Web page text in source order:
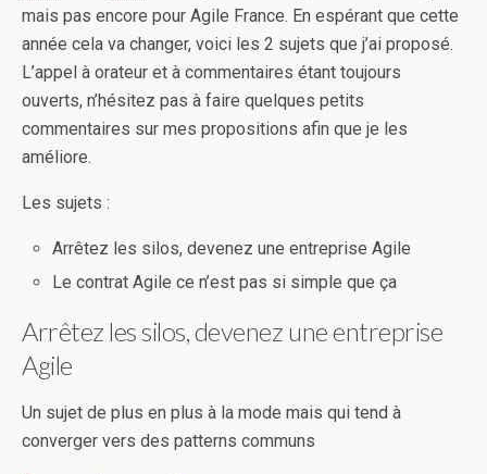
mais pas encore pour Agile France. En espérant que cette
année cela va changer, voici les 2 sujets que j’ai proposé.
L’appel à orateur et à commentaires étant toujours
ouverts, n’hésitez pas à faire quelques petits
commentaires sur mes propositions afin que je les
améliore.
Les sujets :
Arrêtez les silos, devenez une entreprise Agile
Le contrat Agile ce n’est pas si simple que ça
Arrêtez les silos, devenez une entreprise
Agile
Un sujet de plus en plus à la mode mais qui tend à
converger vers des patterns communs